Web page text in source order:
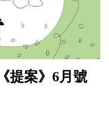
提案》6月號